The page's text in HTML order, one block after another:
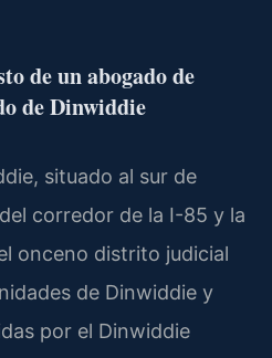
de un abogado de
de Dinwiddie
situado al sur de
corredor de la I-85 y la
onceno distrito judicial
de Dinwiddie y
por el Dinwiddie